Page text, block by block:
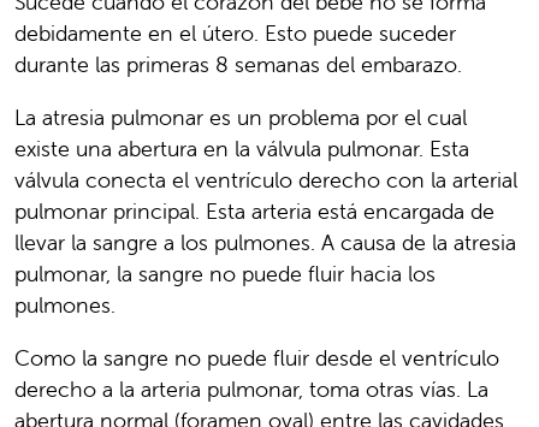
debidamente en el útero. Esto puede suceder
durante las primeras 8 semanas del embarazo.
La atresia pulmonar es un problema por el cual
existe una abertura en la válvula pulmonar. Esta
válvula conecta el ventrículo derecho con la arterial
pulmonar principal. Esta arteria está encargada de
llevar la sangre a los pulmones. A causa de la atresia
pulmonar, la sangre no puede fluir hacia los
pulmones.
Como la sangre no puede fluir desde el ventrículo
derecho a la arteria pulmonar, toma otras vías. La
abertura normal (foramen oval) entre las cavidades